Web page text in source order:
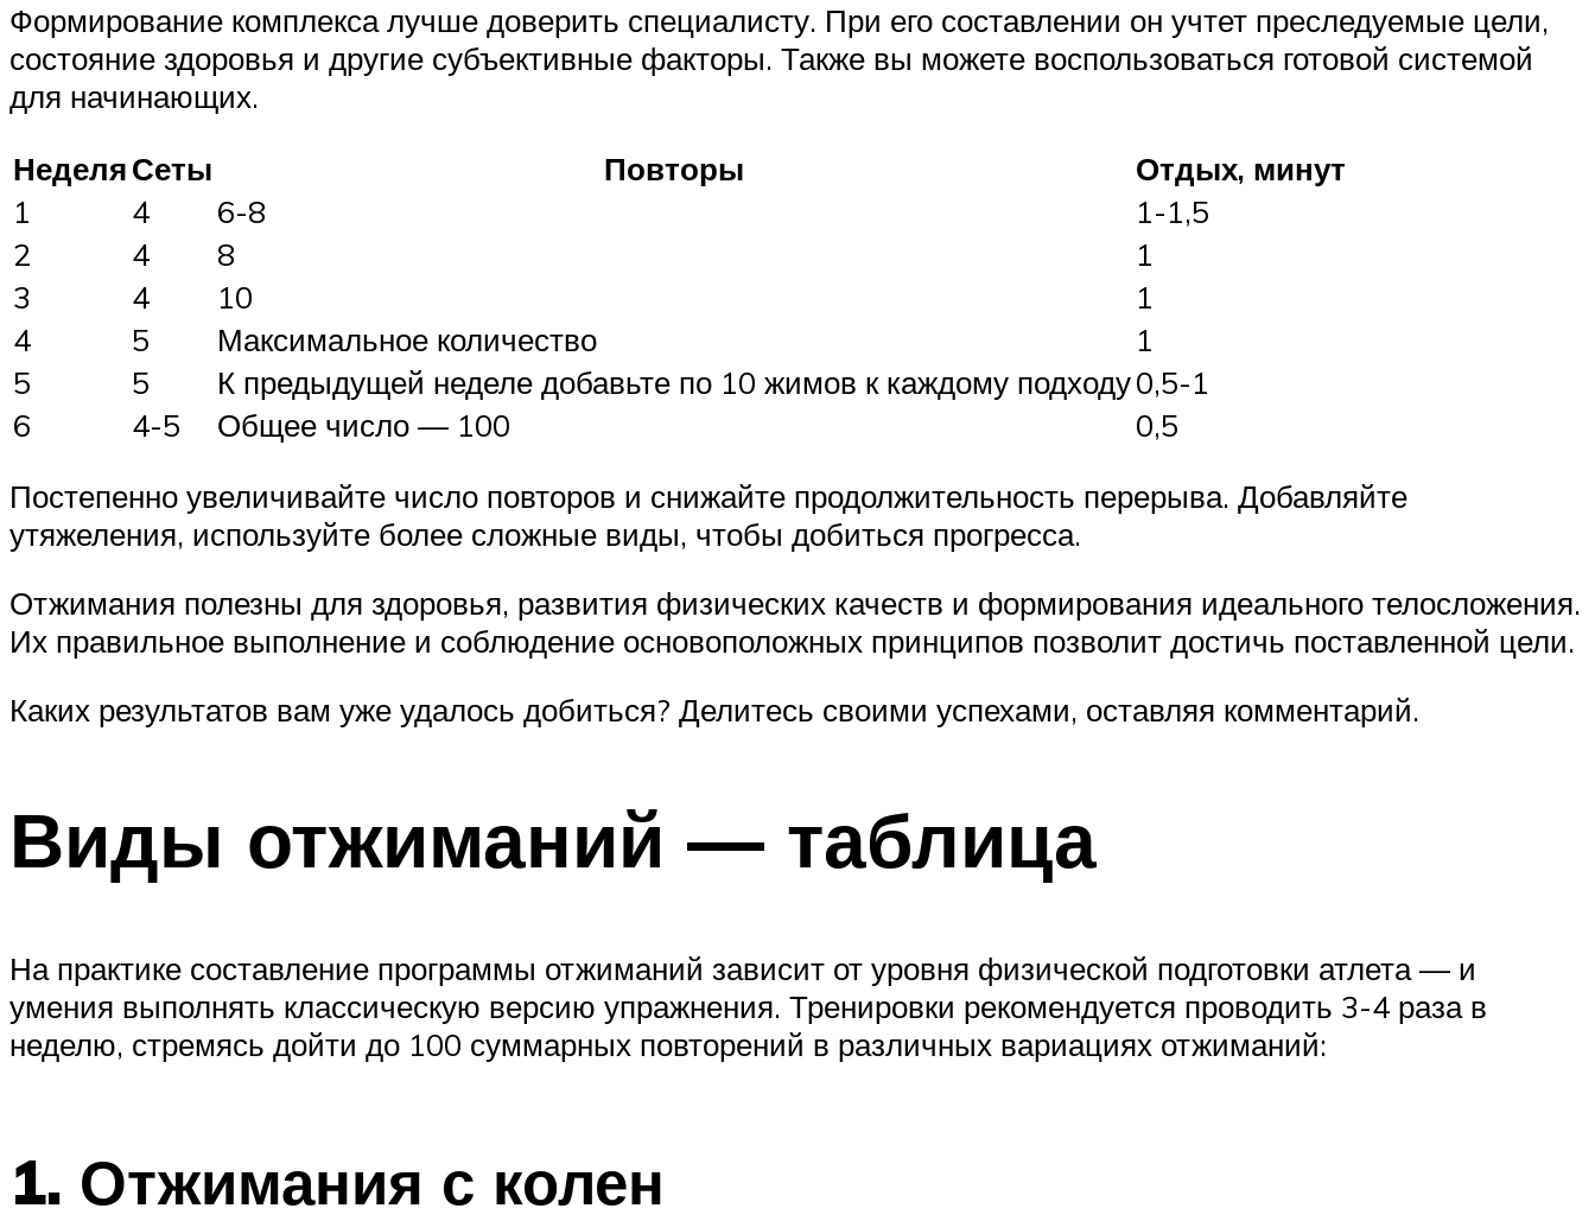
Формирование комплекса лучше доверить специалисту. При его составлении он учтет преследуемые цели,
состояние здоровья и другие субъективные факторы. Также вы можете воспользоваться готовой системой
для начинающих.
НеделяСеты Повторы
Отдых, минут
1
4 6-8
1-1,5
2
4 8
1
3
4 10
1
4
5 Максимальное количество
1
5
5 К предыдущей неделе добавьте по 10 жимов к каждому подходу0,5-1
6
4-5 Общее число — 100
0,5
Постепенно увеличивайте число повторов и снижайте продолжительность перерыва. Добавляйте
утяжеления, используйте более сложные виды, чтобы добиться прогресса.
Отжимания полезны для здоровья, развития физических качеств и формирования идеального телосложения.
Их правильное выполнение и соблюдение основоположных принципов позволит достичь поставленной цели.
Каких результатов вам уже удалось добиться? Делитесь своими успехами, оставляя комментарий.
Виды отжиманий — таблица
На практике составление программы отжиманий зависит от уровня физической подготовки атлета — и
умения выполнять классическую версию упражнения. Тренировки рекомендуется проводить 3-4 раза в
неделю, стремясь дойти до 100 суммарных повторений в различных вариациях отжиманий:
1. Отжимания с колен